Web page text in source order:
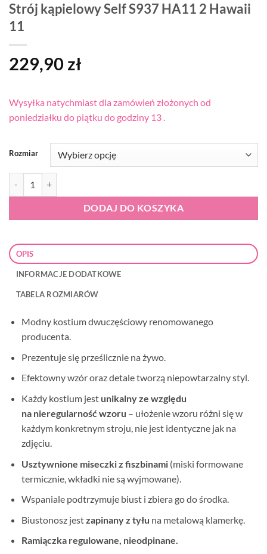
Strój kąpielowy Self S937 HA11 2 Hawaii
11
229,90 zł
Wysyłka natychmiast dla zamówień złożonych od
poniedziałku do piątku do godziny 13 .
Rozmiar
DODAJ DO KOSZYKA
OPIS
INFORMACJE DODATKOWE
TABELA ROZMIARÓW
Modny kostium dwuczęściowy renomowanego
producenta.
Prezentuje się prześlicznie na żywo.
Efektowny wzór oraz detale tworzą niepowtarzalny styl.
Każdy kostium jest unikalny ze względu
na nieregularność wzoru – ułożenie wzoru różni się w
każdym konkretnym stroju, nie jest identyczne jak na
zdjęciu.
Usztywnione miseczki z fiszbinami (miski formowane
termicznie, wkładki nie są wyjmowane).
Wspaniale podtrzymuje biust i zbiera go do środka.
Biustonosz jestzapinany z tyłu na metalową klamerkę.
Ramiączka regulowane, nieodpinane.